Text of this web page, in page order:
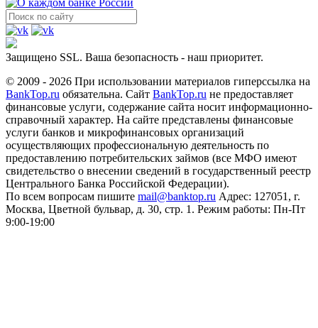
Защищено SSL. Ваша безопасность - наш приоритет.
© 2009 - 2026 При использовании материалов гиперссылка на
BankTop.ru обязательна. Сайт BankTop.ru не предоставляет
финансовые услуги, содержание сайта носит информационно-
справочный характер. На сайте представлены финансовые
услуги банков и микрофинансовых организаций
осуществляющих профессиональную деятельность по
предоставлению потребительских займов (все МФО имеют
свидетельство о внесении сведений в государственный реестр
Центрального Банка Российской Федерации).
По всем вопросам пишите mail@banktop.ru Адрес: 127051, г.
Москва, Цветной бульвар, д. 30, стр. 1. Режим работы: Пн-Пт
9:00-19:00